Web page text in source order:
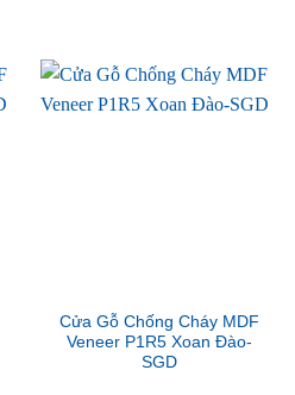
Cửa Gỗ Chống Cháy MDF
Veneer P1R5 Xoan Đào-
SGD